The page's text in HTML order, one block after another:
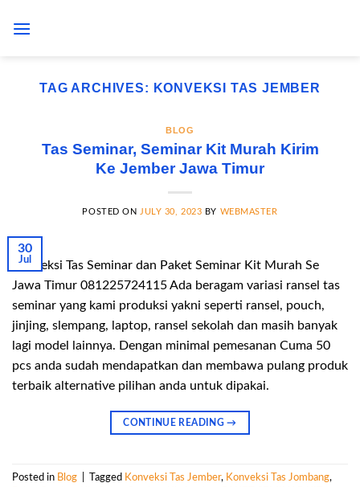
TAG ARCHIVES: KONVEKSI TAS JEMBER
BLOG
Tas Seminar, Seminar Kit Murah Kirim
Ke Jember Jawa Timur
POSTED ON JULY 30, 2023 BY WEBMASTER
30
Jul
Konveksi Tas Seminar dan Paket Seminar Kit Murah Se
Jawa Timur 081225724115 Ada beragam variasi ransel tas
seminar yang kami produksi yakni seperti ransel, pouch,
jinjing, slempang, laptop, ransel sekolah dan masih banyak
lagi model lainnya. Dengan minimal pemesanan Cuma 50
pcs anda sudah mendapatkan dan membawa pulang produk
terbaik alternative pilihan anda untuk dipakai.
CONTINUE READING→
Posted in Blog Tagged Konveksi Tas Jember, Konveksi Tas Jombang,